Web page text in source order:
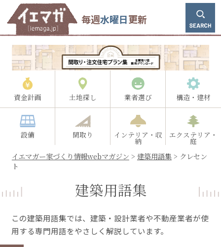
毎週水曜日更新
資金計画 土地探し 業者選び 構造・建材
設備 間取り インテリア・収
納
エクステリア・
庭
イエマガー家づくり情報webマガジン > 建築用語集> クレセン
ト
建築用語集
この建築用語集では、建築・設計業者や不動産業者が使
用する専門用語をやさしく解説しています。